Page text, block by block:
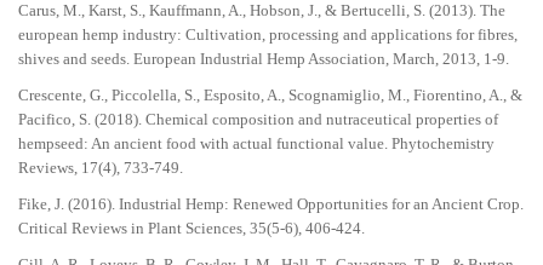
Carus, M., Karst, S., Kauffmann, A., Hobson, J., & Bertucelli, S. (2013). The
european hemp industry: Cultivation, processing and applications for fibres,
shives and seeds. European Industrial Hemp Association, March, 2013, 1-9.
Crescente, G., Piccolella, S., Esposito, A., Scognamiglio, M., Fiorentino, A., &
Pacifico, S. (2018). Chemical composition and nutraceutical properties of
hempseed: An ancient food with actual functional value. Phytochemistry
Reviews, 17(4), 733-749.
Fike, J. (2016). Industrial Hemp: Renewed Opportunities for an Ancient Crop.
Critical Reviews in Plant Sciences, 35(5-6), 406-424.